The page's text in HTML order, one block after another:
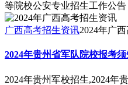
等院校公安专业招生工作公告
广西高考招生资讯2024年广
2024年贵州省军队院校报考须
2024年贵州军校招生,2024年